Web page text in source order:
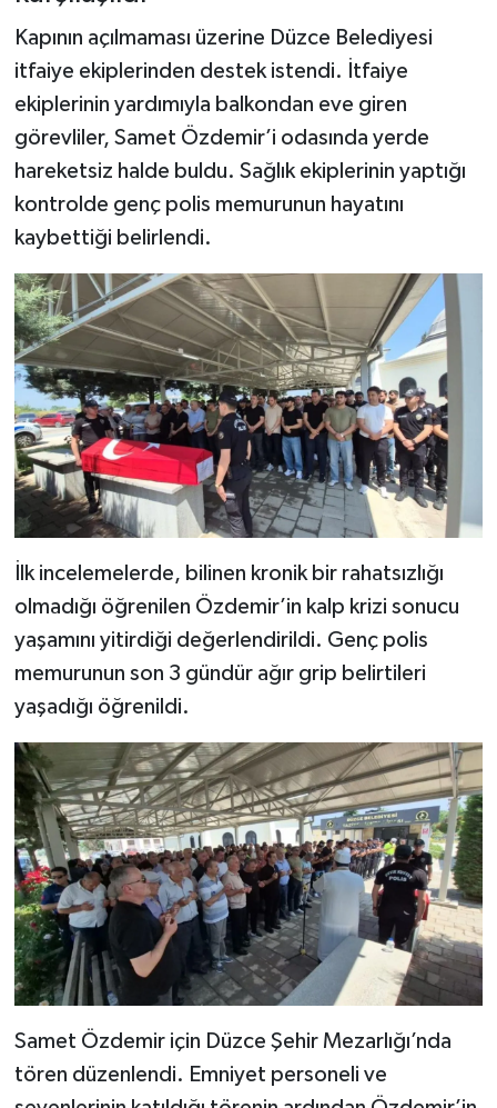
Kapının açılmaması üzerine Düzce Belediyesi
itfaiye ekiplerinden destek istendi. İtfaiye
ekiplerinin yardımıyla balkondan eve giren
görevliler, Samet Özdemir’i odasında yerde
hareketsiz halde buldu. Sağlık ekiplerinin yaptığı
kontrolde genç polis memurunun hayatını
kaybettiği belirlendi.
İlk incelemelerde, bilinen kronik bir rahatsızlığı
olmadığı öğrenilen Özdemir’in kalp krizi sonucu
yaşamını yitirdiği değerlendirildi. Genç polis
memurunun son 3 gündür ağır grip belirtileri
yaşadığı öğrenildi.
Samet Özdemir için Düzce Şehir Mezarlığı’nda
tören düzenlendi. Emniyet personeli ve